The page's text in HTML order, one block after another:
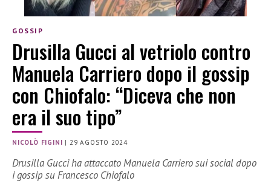
GOSSIP
Drusilla Gucci al vetriolo contro
Manuela Carriero dopo il gossip
con Chiofalo: “Diceva che non
era il suo tipo”
NICOLÒ FIGINI | 29 AGOSTO 2024
Drusilla Gucci ha attaccato Manuela Carriero sui social dopo
i gossip su Francesco Chiofalo